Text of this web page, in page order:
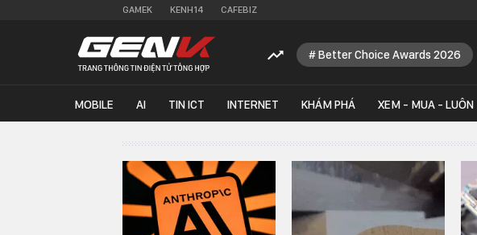
GAMEK KENH14 CAFEBIZ
Better Choice Awards 2026
MOBILE AI TIN ICT INTERNET KHÁM PHÁ XEM - MUA - LUÔN